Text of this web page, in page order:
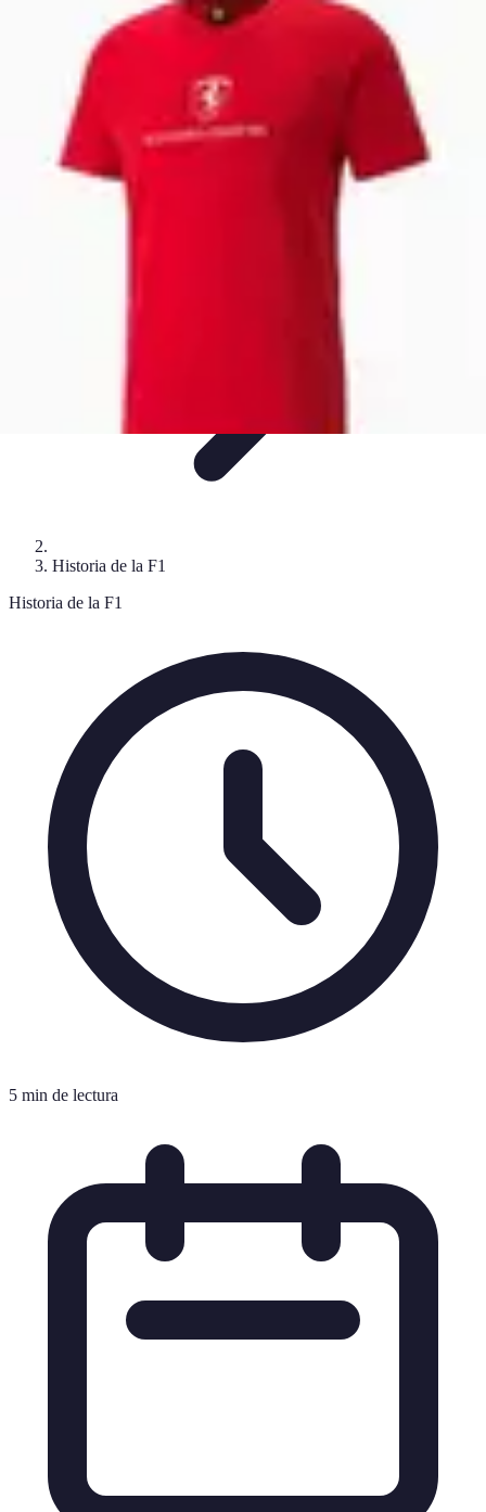
Historia y Legado
Leyendas de la F1 Historias de PilotosEstrategias
Pilotos Legendarios
Leyendas F1
Historia de la F1
Historia de la F1
5 min de lectura